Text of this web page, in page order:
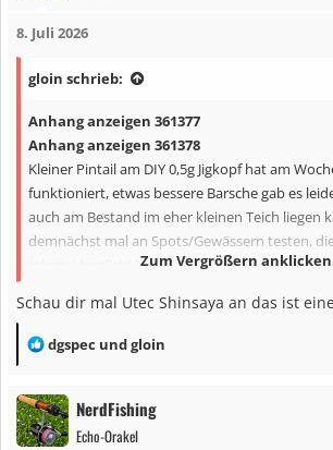
o
e
:
8. Juli 2026
gloin schrieb:
Anhang anzeigen 361377
Anhang anzeigen 361378
Kleiner Pintail am DIY 0,5g Jigkopf hat am
funktioniert, etwas bessere Barsche gab es
auch am Bestand im eher kleinen Teich liegen
demnächst mal an Spots/Gewässern testen,
schon (deutlich) bessere Fische geliefert
es trotzdem. Nur mit der Ester-Mainline werde
warm....mal schauen, ob ich bei Braid+Leader
Zum Vergrößern
Schau dir mal Utec Shinsaya an das ist
R
a
k
t
dgspec undgloin
NerdFishing
Echo-Orakel